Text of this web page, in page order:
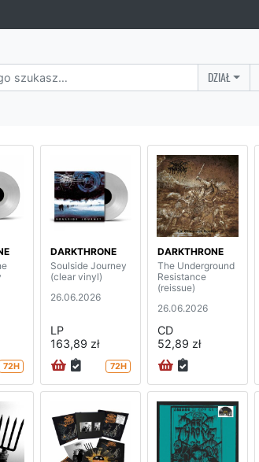
DZIAŁ
72H
DARKTHRONE
Soulside Journey
(clear vinyl)
26.06.2026
LP
163,89 zł
72H
DARKTHRONE
The Underground
Resistance
(reissue)
26.06.2026
CD
52,89 zł